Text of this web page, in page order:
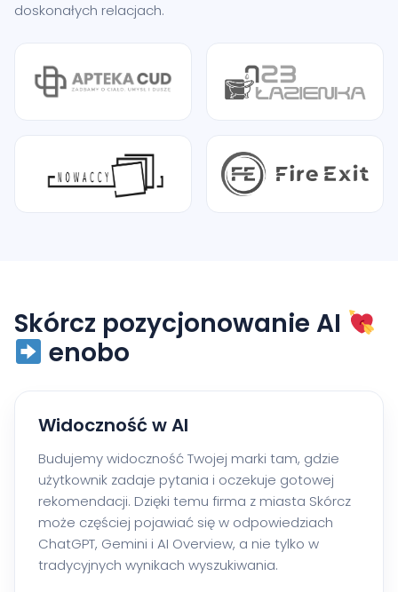
doskonałych relacjach.
Skórcz pozycjonowanie AI
enobo
Widoczność w AI
Budujemy widoczność Twojej marki tam, gdzie
użytkownik zadaje pytania i oczekuje gotowej
rekomendacji. Dzięki temu firma z miasta Skórcz
może częściej pojawiać się w odpowiedziach
ChatGPT, Gemini i AI Overview, a nie tylko w
tradycyjnych wynikach wyszukiwania.